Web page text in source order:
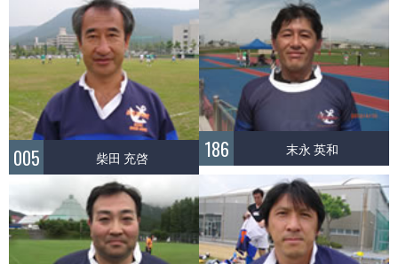
005 柴田 充啓 186 末永 英和